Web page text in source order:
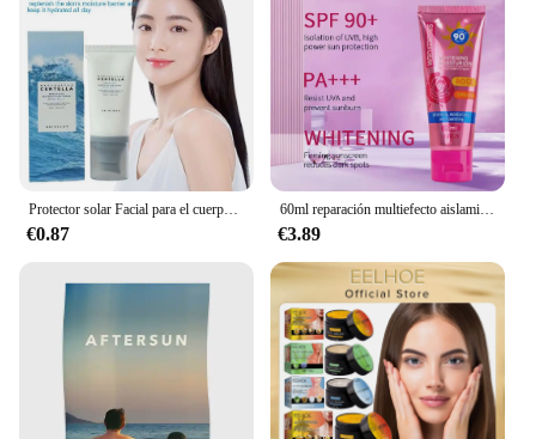
Protector solar Facial para el cuerpo, crema solar blanqueadora, bloqueador solar, crema protectora para la piel, Centella calmante, hidratante, brillo, esencia Facial
€0.87
60ml reparación multiefecto aislamiento protector solar hidratante Control de aceite crema de protección solar bloqueador solar hidratante piel flexible
€3.89